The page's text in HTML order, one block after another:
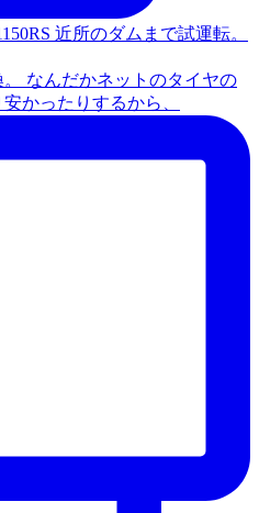
なんだかネットのタイヤの
かったりするから、